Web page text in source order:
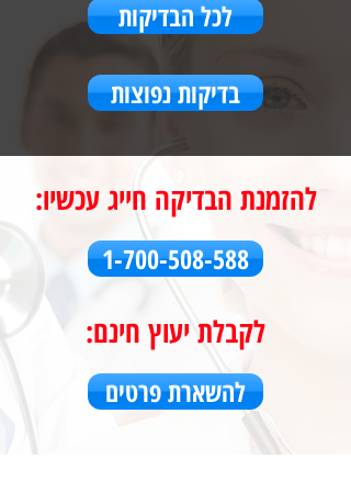
לכל הבדיקות
בדיקות נפוצות
להזמנת הבדיקה חייג עכשיו:
1-700-508-588
לקבלת יעוץ חינם:
להשארת פרטים